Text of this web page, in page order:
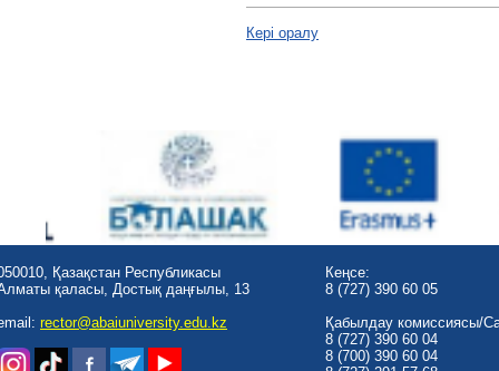
Кері оралу
Қазақстан Республикасы
қаласы, Достық даңғылы, 13
rector@abaiuniversity.edu.kz
Кеңсе:
8 (727) 390 60 05
Қабылдау комиссиясы/
8 (727) 390 60 04
8 (700) 390 60 04